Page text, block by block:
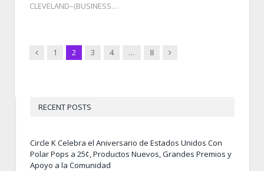
CLEVELAND–(BUSINESS…
Previous
1 2 3 4 … 8 Next
RECENT POSTS
Circle K Celebra el Aniversario de Estados Unidos Con
Polar Pops a 25¢, Productos Nuevos, Grandes Premios y
Apoyo a la Comunidad